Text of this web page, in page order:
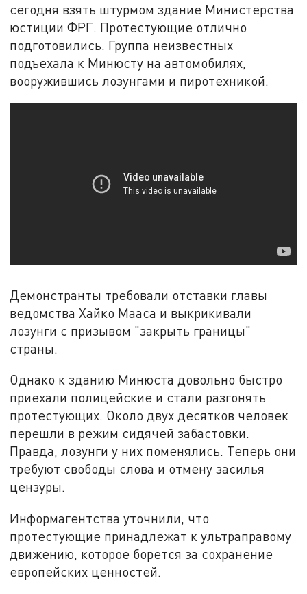
сегодня взять штурмом здание Министерства
юстиции ФРГ. Протестующие отлично
подготовились. Группа неизвестных
подъехала к Минюсту на автомобилях,
вооружившись лозунгами и пиротехникой.
Демонстранты требовали отставки главы
ведомства Хайко Мааса и выкрикивали
лозунги с призывом "закрыть границы"
страны.
Однако к зданию Минюста довольно быстро
приехали полицейские и стали разгонять
протестующих. Около двух десятков человек
перешли в режим сидячей забастовки.
Правда, лозунги у них поменялись. Теперь они
требуют свободы слова и отмену засилья
цензуры.
Информагентства уточнили, что
протестующие принадлежат к ультраправому
движению, которое борется за сохранение
европейских ценностей.